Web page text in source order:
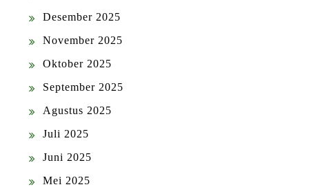
Desember 2025
November 2025
Oktober 2025
September 2025
Agustus 2025
Juli 2025
Juni 2025
Mei 2025